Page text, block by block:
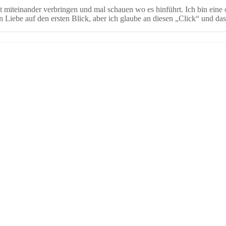
verbringen und mal schauen wo es hinführt. Ich bin
Liebe auf den ersten Blick, aber ich glaube an diesen „Click“ und